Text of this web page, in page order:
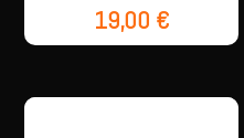
19,00 €